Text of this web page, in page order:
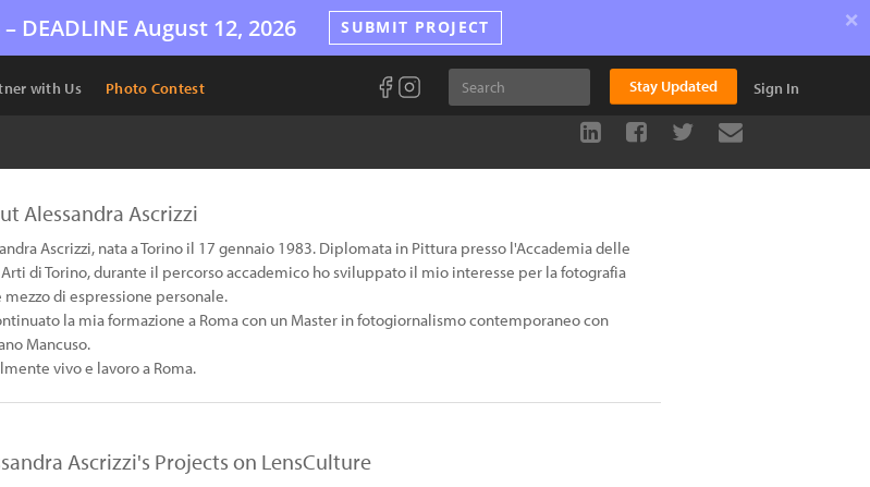
DEADLINE August 12, 2026 SUBMIT PROJECT ×
with Us Photo Contest Stay Updated Sign In
Alessandra Ascrizzi
Ascrizzi, nata a Torino il 17 gennaio 1983. Diplomata in Pittura presso l'Accademia delle
di Torino, durante il percorso accademico ho sviluppato il mio interesse per la fotografia
mezzo di espressione personale.
la mia formazione a Roma con un Master in fotogiornalismo contemporaneo con
Mancuso.
vivo e lavoro a Roma.
Ascrizzi's Projects on LensCulture